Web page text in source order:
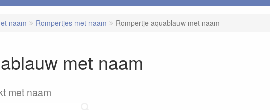
naam Rompertjes met naam Rompertje aquablauw met naam
met naam
met naam